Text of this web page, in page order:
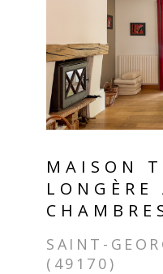
MAISON
LONGÈRE
SAINT-
(49170)